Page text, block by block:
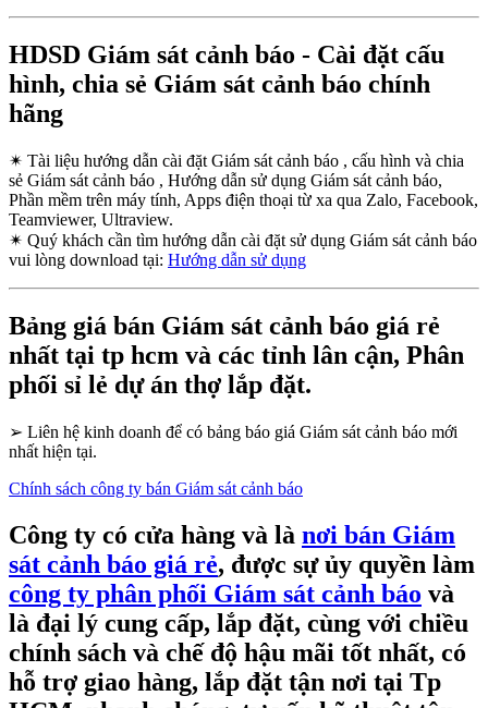
HDSD Giám sát cảnh báo - Cài đặt cấu
hình, chia sẻ Giám sát cảnh báo chính
hãng
✴ Tài liệu hướng dẫn cài đặt Giám sát cảnh báo , cấu hình và chia
sẻ Giám sát cảnh báo , Hướng dẫn sử dụng Giám sát cảnh báo,
Phần mềm trên máy tính, Apps điện thoại từ xa qua Zalo, Facebook,
Teamviewer, Ultraview.
✴ Quý khách cần tìm hướng dẫn cài đặt sử dụng Giám sát cảnh báo
vui lòng download tại: Hướng dẫn sử dụng
Bảng giá bán Giám sát cảnh báo giá rẻ
nhất tại tp hcm và các tỉnh lân cận, Phân
phối sỉ lẻ dự án thợ lắp đặt.
➢ Liên hệ kinh doanh để có bảng báo giá Giám sát cảnh báo mới
nhất hiện tại.
Chính sách công ty bán Giám sát cảnh báo
Công ty có cửa hàng và là nơi bán Giám
sát cảnh báo giá rẻ, được sự ủy quyền làm
công ty phân phối Giám sát cảnh báo và
là đại lý cung cấp, lắp đặt, cùng với chiều
chính sách và chế độ hậu mãi tốt nhất, có
hỗ trợ giao hàng, lắp đặt tận nơi tại Tp